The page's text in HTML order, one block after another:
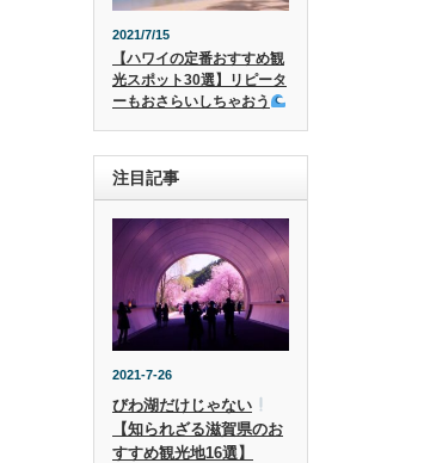
2021/7/15
【ハワイの定番おすすめ観
光スポット30選】リピータ
ーもおさらいしちゃおう
注目記事
2021-7-26
びわ湖だけじゃない
【知られざる滋賀県のお
すすめ観光地16選】